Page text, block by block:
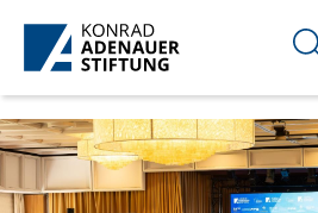
Skip to Main Content